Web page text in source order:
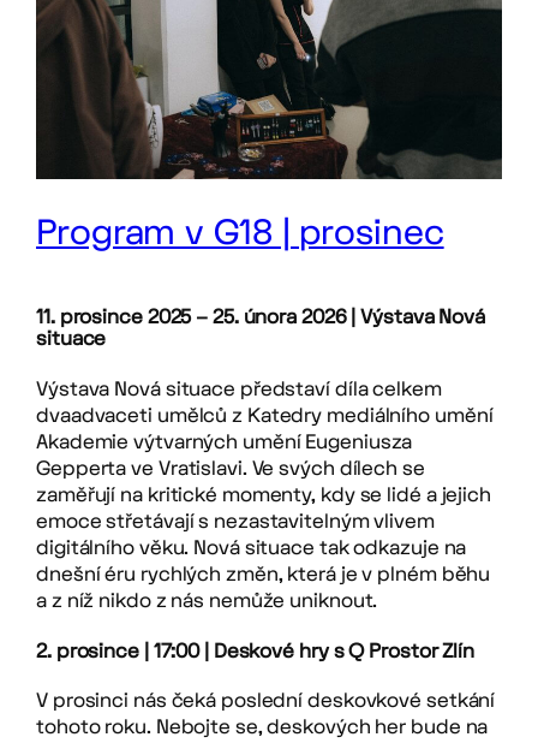
Program v G18 | prosinec
11. prosince 2025 – 25. února 2026 | Výstava Nová
situace
Výstava Nová situace představí díla celkem
dvaadvaceti umělců z Katedry mediálního umění
Akademie výtvarných umění Eugeniusza
Gepperta ve Vratislavi. Ve svých dílech se
zaměřují na kritické momenty, kdy se lidé a jejich
emoce střetávají s nezastavitelným vlivem
digitálního věku. Nová situace tak odkazuje na
dnešní éru rychlých změn, která je v plném běhu
a z níž nikdo z nás nemůže uniknout.
2. prosince | 17:00 | Deskové hry s Q Prostor Zlín
V prosinci nás čeká poslední deskovkové setkání
tohoto roku. Nebojte se, deskových her bude na